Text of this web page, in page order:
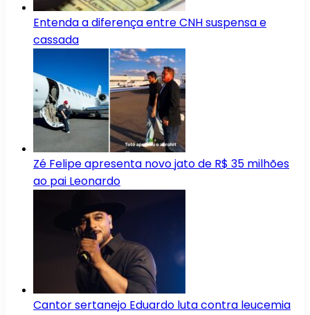
Entenda a diferença entre CNH suspensa e
cassada
Zé Felipe apresenta novo jato de R$ 35 milhões
ao pai Leonardo
Cantor sertanejo Eduardo luta contra leucemia